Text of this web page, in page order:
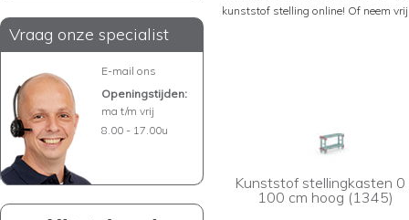
Vraag onze specialist
E-mail ons
Openingstijden:
ma t/m vrij
8.00 - 17.00u
kunststof stelling online! Of neem
Kunststof stellingkasten
100 cm hoog (1345)